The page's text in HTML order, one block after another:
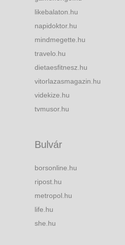
likebalaton.hu
napidoktor.hu
mindmegette.hu
travelo.hu
dietaesfitnesz.hu
vitorlazasmagazin.hu
videkize.hu
tvmusor.hu
Bulvár
borsonline.hu
ripost.hu
metropol.hu
life.hu
she.hu